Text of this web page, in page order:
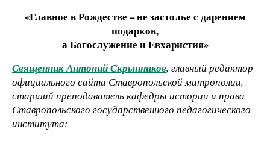
«Главное в Рождестве – не застолье с дарением
подарков,
а Богослужение и Евхаристия»
Священник Антоний Скрынников, главный редактор
официального сайта Ставропольской митрополии,
старший преподаватель кафедры истории и права
Ставропольского государственного педагогического
института: